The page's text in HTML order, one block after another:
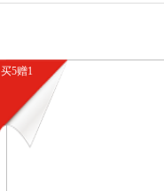
买5赠1